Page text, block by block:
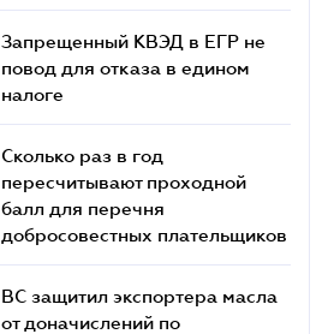
Запрещенный КВЭД в ЕГР не
повод для отказа в едином
налоге
Сколько раз в год
пересчитывают проходной
балл для перечня
добросовестных плательщиков
ВС защитил экспортера масла
от доначислений по